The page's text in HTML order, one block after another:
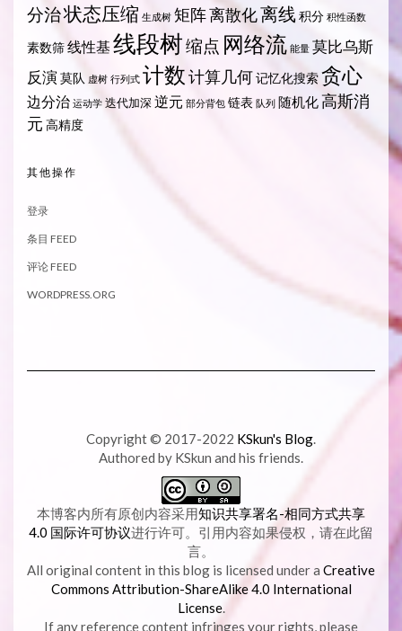
分治状态压缩 生成树 矩阵离散化离线积分 积性函数
素数筛线性基 线段树缩点 网络流 能量 莫比乌斯
反演莫队 虚树 行列式 计数计算几何记忆化搜索贪心
边分治 运动学 迭代加深 逆元 部分背包 链表 队列 随机化高斯消
元 高精度
其他操作
登录
条目 FEED
评论 FEED
WORDPRESS.ORG
Copyright © 2017-2022 KSkun's Blog.
Authored by KSkun and his friends.
本博客内所有原创内容采用知识共享署名-相同方式共享
4.0 国际许可协议进行许可。引用内容如果侵权，请在此留
言。
All original content in this blog is licensed under a Creative
Commons Attribution-ShareAlike 4.0 International
License.
If any reference content infringes your rights, please